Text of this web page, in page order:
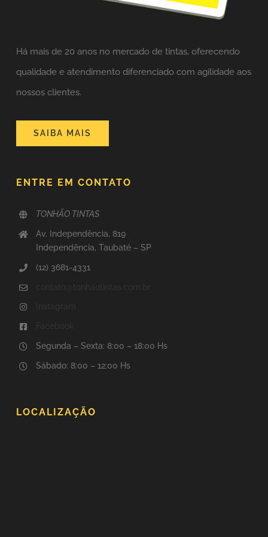
Há mais de 20 anos no mercado de tintas, oferecendo
qualidade e atendimento diferenciado com agilidade aos
nossos clientes.
SAIBA MAIS
ENTRE EM CONTATO
TONHÃO TINTAS
Av. Independência, 819
Independência, Taubaté – SP
(12) 3681-4331
Segunda – Sexta: 8:00 – 18:00 Hs
Sábado: 8:00 – 12:00 Hs
LOCALIZAÇÃO